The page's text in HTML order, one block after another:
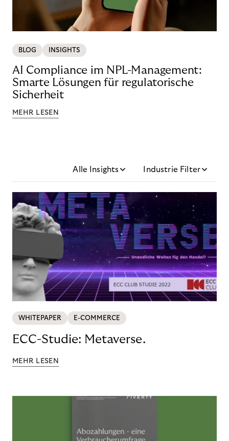
BLOG INSIGHTS
AI Compliance im NPL-Management:
Smarte Lösungen für regulatorische
Sicherheit
MEHR LESEN
Alle Insights Industrie Filter
WHITEPAPER E-COMMERCE
ECC-Studie: Metaverse.
MEHR LESEN